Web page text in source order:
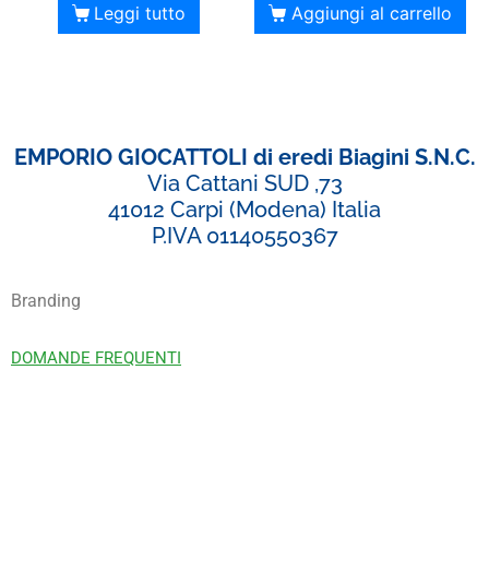
Leggi tutto Aggiungi al carrello
EMPORIO GIOCATTOLI di eredi Biagini S.N.C.
Via Cattani SUD ,73
41012 Carpi (Modena) Italia
P.IVA 01140550367
Branding
DOMANDE FREQUENTI